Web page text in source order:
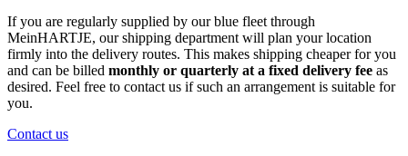
If you are regularly supplied by our blue fleet through
MeinHARTJE, our shipping department will plan your location
firmly into the delivery routes. This makes shipping cheaper for you
and can be billed monthly or quarterly at a fixed delivery fee as
desired. Feel free to contact us if such an arrangement is suitable for
you.
Contact us